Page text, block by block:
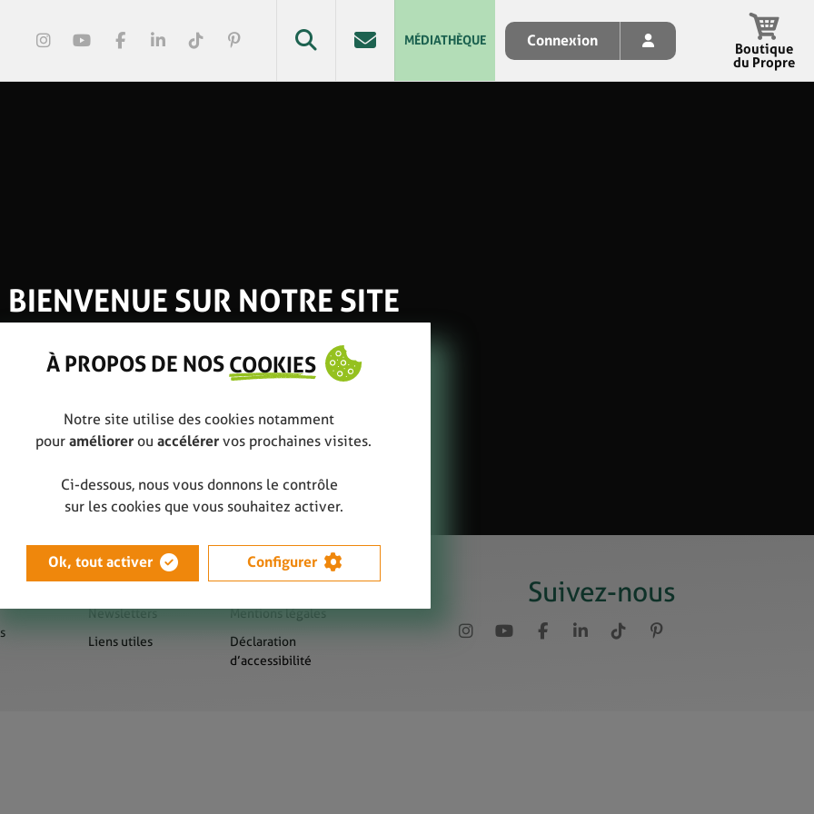
MÉDIATHÈQUE Connexion
Boutique
du Propre
Presse
Newsletters
Liens utiles
Sitemap
Mentions légales
Déclaration
d’accessibilité
Suivez-nous
BIENVENUE SUR NOTRE SITE
À PROPOS DE NOS COOKIES
Notre site utilise des cookies notamment
pour améliorer ou accélérer vos prochaines visites.
Ci-dessous, nous vous donnons le contrôle
sur les cookies que vous souhaitez activer.
Ok, tout activer Configurer